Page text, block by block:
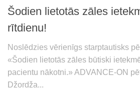
Šodien lietotās zāles
rītdienu!
Noslēdzies vērienīgs starptautisks
«Šodien lietotās zāles būtiski
pacientu nākotni.» ADVANCE-ON
Džordža...